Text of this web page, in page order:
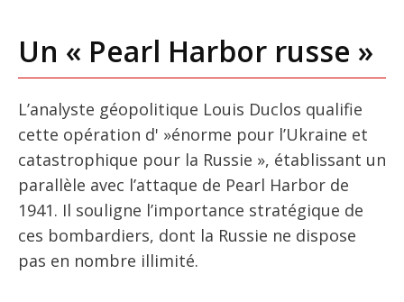
Un « Pearl Harbor russe »
L’analyste géopolitique Louis Duclos qualifie
cette opération d' »énorme pour l’Ukraine et
catastrophique pour la Russie », établissant un
parallèle avec l’attaque de Pearl Harbor de
1941. Il souligne l’importance stratégique de
ces bombardiers, dont la Russie ne dispose
pas en nombre illimité.